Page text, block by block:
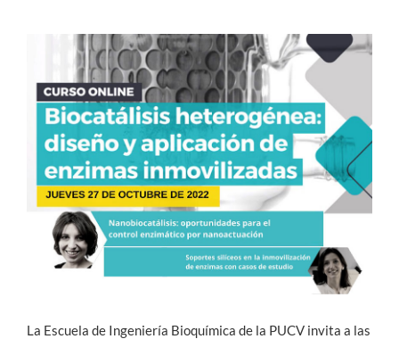
Estudiantes
Académicos
Funcionarios
Alumni
English
La Escuela de Ingeniería Bioquímica de la PUCV invita a las